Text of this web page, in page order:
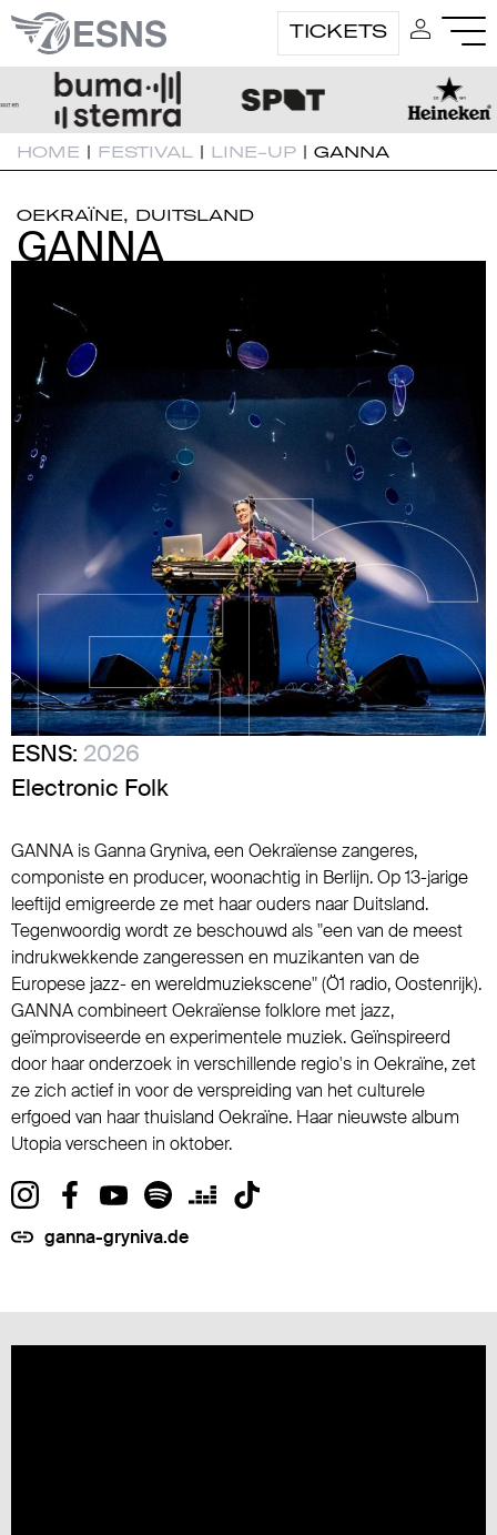
TICKETS
HOME | FESTIVAL | LINE-UP | GANNA
OEKRAÏNE, DUITSLAND
GANNA
GANNA
ESNS: 2026
Electronic Folk
GANNA is Ganna Gryniva, een Oekraïense zangeres,
componiste en producer, woonachtig in Berlijn. Op 13-jarige
leeftijd emigreerde ze met haar ouders naar Duitsland.
Tegenwoordig wordt ze beschouwd als "een van de meest
indrukwekkende zangeressen en muzikanten van de
Europese jazz- en wereldmuziekscene" (Ö1 radio, Oostenrijk).
GANNA combineert Oekraïense folklore met jazz,
geïmproviseerde en experimentele muziek. Geïnspireerd
door haar onderzoek in verschillende regio's in Oekraïne, zet
ze zich actief in voor de verspreiding van het culturele
erfgoed van haar thuisland Oekraïne. Haar nieuwste album
Utopia verscheen in oktober.
ganna-gryniva.de